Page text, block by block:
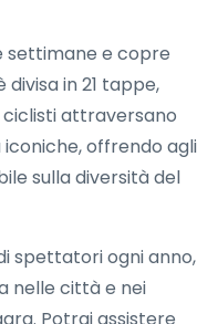
settimane e copre
in 21 tappe,
ciclisti attraversano
offrendo agli
sulla diversità del
spettatori ogni anno,
nelle città e nei